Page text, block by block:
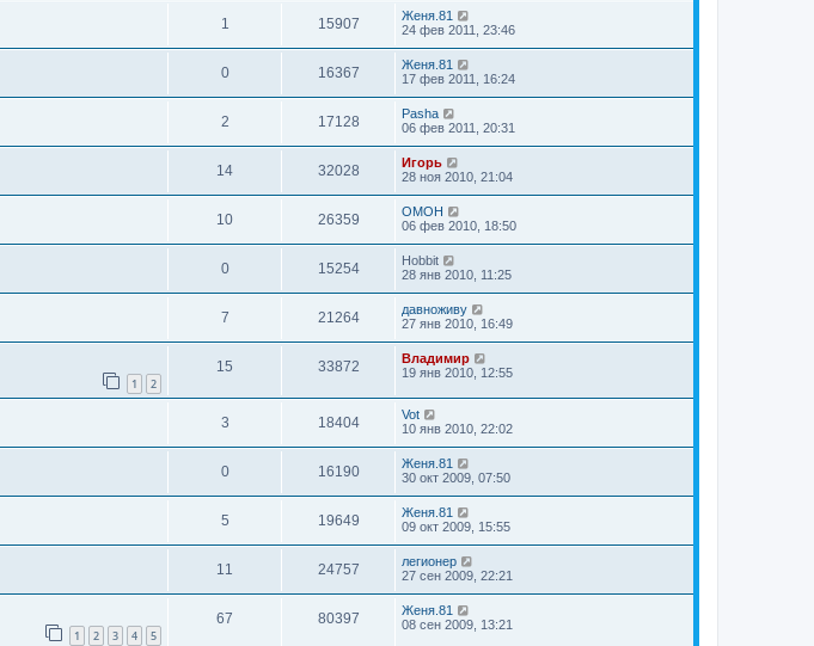
1 15907
Женя.81
24 фев 2011, 23:46
0 16367
Женя.81
17 фев 2011, 16:24
2 17128
Pasha
06 фев 2011, 20:31
14 32028
Игорь
28 ноя 2010, 21:04
10 26359
OMOH
06 фев 2010, 18:50
0 15254
Hobbit
28 янв 2010, 11:25
7 21264
давноживу
27 янв 2010, 16:49
1 2
15 33872
Владимир
19 янв 2010, 12:55
3 18404
Vot
10 янв 2010, 22:02
0 16190
Женя.81
30 окт 2009, 07:50
5 19649
Женя.81
09 окт 2009, 15:55
11 24757
легионер
27 сен 2009, 22:21
1 2 3 4 5
67 80397
Женя.81
08 сен 2009, 13:21